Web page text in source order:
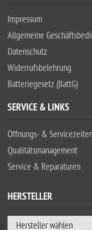
Impressum
Allgemeine
Datenschutz
Widerrufsbelehrung
Batteriegesetz (BattG)
SERVICE & LINKS
Öffnungs- &
Qualitätsmanagement
Service & Reparaturen
HERSTELLER
Hersteller wählen